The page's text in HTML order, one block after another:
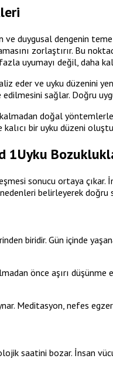
ve duygusal dengenin
zorlaştırır. Bu
uyumayı değil, daha
eder ve uyku düzenini
sağlar. Doğru
doğal
bir uyku düzeni
Uyku
sonucu ortaya
belirleyerek
biridir. Gün içinde
önce aşırı
Meditasyon, nefes
saatini bozar. İnsan